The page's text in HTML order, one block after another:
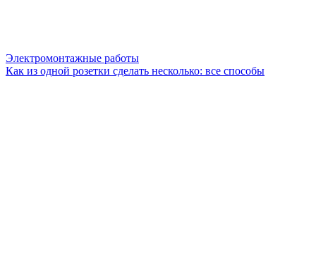
Электромонтажные работы
Как из одной розетки сделать несколько: все способы